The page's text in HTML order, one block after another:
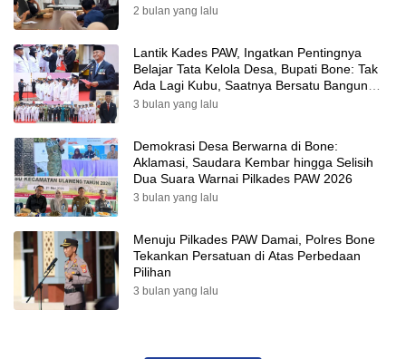
2 bulan yang lalu
Lantik Kades PAW, Ingatkan Pentingnya
Belajar Tata Kelola Desa, Bupati Bone: Tak
Ada Lagi Kubu, Saatnya Bersatu Bangun
Desa
3 bulan yang lalu
Demokrasi Desa Berwarna di Bone:
Aklamasi, Saudara Kembar hingga Selisih
Dua Suara Warnai Pilkades PAW 2026
3 bulan yang lalu
Menuju Pilkades PAW Damai, Polres Bone
Tekankan Persatuan di Atas Perbedaan
Pilihan
3 bulan yang lalu